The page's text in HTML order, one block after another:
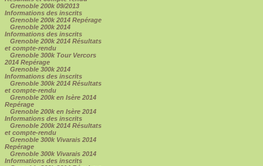
Grenoble 200k 09/2013
Informations des inscrits
Grenoble 200k 2014 Repérage
Grenoble 200k 2014
Informations des inscrits
Grenoble 200k 2014 Résultats
et compte-rendu
Grenoble 300k Tour Vercors
2014 Repérage
Grenoble 300k 2014
Informations des inscrits
Grenoble 300k 2014 Résultats
et compte-rendu
Grenoble 200k en Isère 2014
Repérage
Grenoble 200k en Isère 2014
Informations des inscrits
Grenoble 200k 2014 Résultats
et compte-rendu
Grenoble 300k Vivarais 2014
Repérage
Grenoble 300k Vivarais 2014
Informations des inscrits